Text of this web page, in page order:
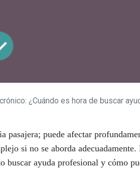
¿Cuándo es hora de buscar ayuda
pasajera; puede afectar
si no se aborda adecuadamente.
buscar ayuda profesional y cómo